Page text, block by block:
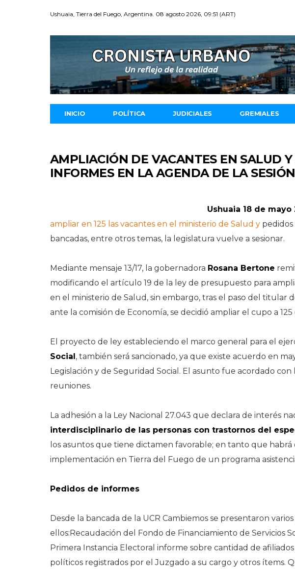
Ushuaia, Tierra del Fuego, Argentina. 08 agosto 2026, 09:51 (ART)
INICIO POLÍTICA JUDICIALES GREMIALES
AMPLIACIÓN DE VACANTES EN SALUD
INFORMES EN LA AGENDA DE LA
Ushuaia 18 de mayo
ampliar en 125 las vacantes en el ministerio de Salud y
bancadas, entre otros temas, la legislatura vuelve a sesionar.
Mediante mensaje 13/17, la gobernadora Rosana Bertone
modificando el artículo 19 de la ley de presupuesto para
en el ministerio de Salud, sin embargo, tras el paso del titular
ante la comisión de Economía, se decidió ampliar el cupo a 125
El proyecto de ley estableciendo el marco general para el
Social, también será sancionado, ya que existe acuerdo en
Legislación y de Seguridad Social. El asunto fue acordado con
reuniones.
La adhesión a la Ley Nacional 27.043 que declara de interés
interdisciplinario de las personas con trastornos del
los asuntos que tiene dictamen favorable; en tanto que habrá
implementación en Tierra del Fuego de un programa
Pedidos de informes
Desde la bancada de la UCR Cambiemos se presentaron
ellos:Recaudación del Fondo de Financiamiento de Servicios
Primera Instancia Electoral informe sobre cantidad de
políticos registrados por el Juzgado a su cargo y otros ítems.